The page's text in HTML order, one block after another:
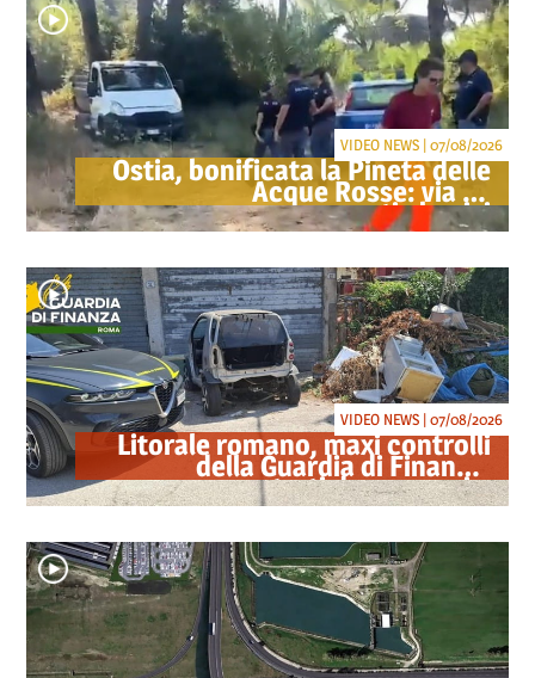
Ostia, bonificata la Pineta delle
Acque Rosse: via gli
accampamenti abusivi
VIDEO NEWS | 07/08/2026
Litorale romano, maxi controlli
della Guardia di Finanza:
sequestrati droga, armi e
ricambi di auto rubate
VIDEO NEWS | 07/08/2026